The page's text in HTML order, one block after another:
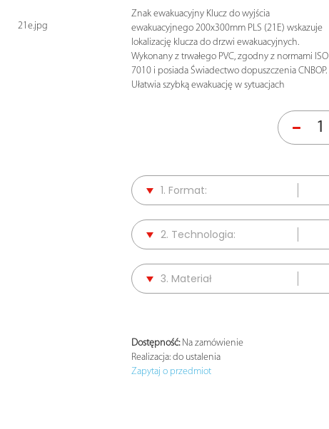
21e.jpg
Znak ewakuacyjny Klucz do wyjścia
ewakuacyjnego 200x300mm PLS (21E) wskazuje
lokalizację klucza do drzwi ewakuacyjnych.
Wykonany z trwałego PVC, zgodny z normami ISO
7010 i posiada Świadectwo dopuszczenia CNBOP.
Ułatwia szybką ewakuację w sytuacjach
1. Format:
2. Technologia:
3. Materiał
Dostępność:Na zamówienie
Realizacja: do ustalenia
Zapytaj o przedmiot